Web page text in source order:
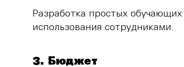
Разработка простых
использования сотрудниками.
3. Бюджет